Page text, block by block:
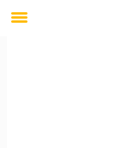
Toggle